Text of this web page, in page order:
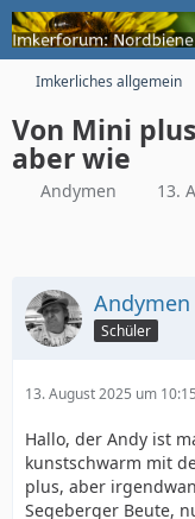
Imkerliches allgemein
Von Mini
aber wie
Andymen 13.
Andymen
Schüler
13. August 2025 um 10:15
Hallo, der Andy ist
kunstschwarm mit
plus, aber
Segeberger Beute,